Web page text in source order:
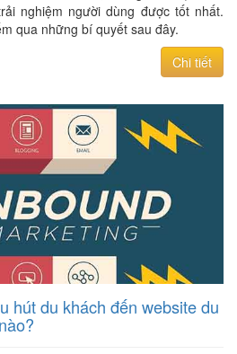
nghiệm người dùng được tốt nhất.
qua những bí quyết sau đây.
Chi tiết
hút du khách đến website du